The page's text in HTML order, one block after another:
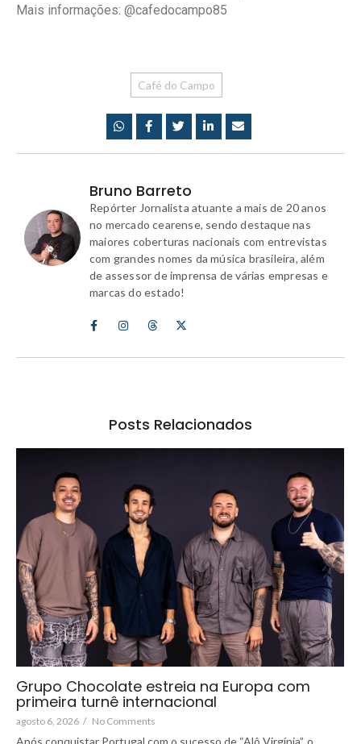
Mais informações: @‌cafedocampo85
Café do Campo
Bruno Barreto
Repórter Jornalista atuante a mais de 20 anos
no mercado cearense, sendo destaque nas
maiores coberturas nacionais com entrevistas
com grandes nomes da música brasileira, além
de assessor de imprensa de várias empresas e
marcas do estado!
Posts Relacionados
Grupo Chocolate estreia na Europa com
primeira turnê internacional
agosto 6, 2026 / No Comments